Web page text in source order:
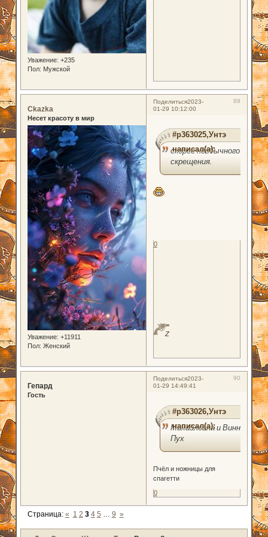
Уважение: +235
Пол: Мужской
Поделиться 89
2023-
01-29 10:12:00
Ckazka
Несет красоту в мир
Уважение: +11911
Пол: Женский
#p363025,Унтэ
написал(а):
скорее необычного
скрещения.
Z
0
Поделиться 90
2023-
01-29 14:49:41
Гепард
Гость
#p363026,Унтэ
написал(а):
Михайловна и Винни-
Пух
Пчёл и ножницы для
спагетти
0
Страница: « 1 2 3 4 5 9 »